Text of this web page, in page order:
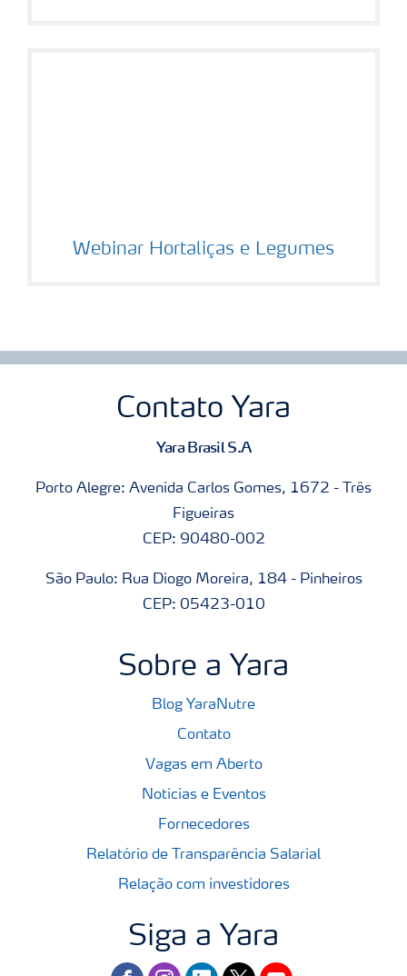
Webinar Hortaliças e Legumes
Contato Yara
Yara Brasil S.A
Porto Alegre: Avenida Carlos Gomes, 1672 - Três
Figueiras
CEP: 90480-002
São Paulo: Rua Diogo Moreira, 184 - Pinheiros
CEP: 05423-010
Sobre a Yara
Blog YaraNutre
Contato
Vagas em Aberto
Notícias e Eventos
Fornecedores
Relatório de Transparência Salarial
Relação com investidores
Siga a Yara